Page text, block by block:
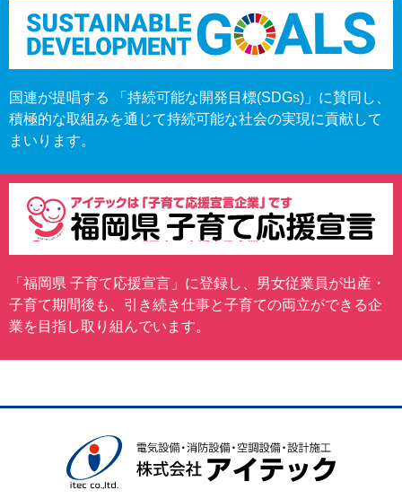
国連が提唱する 「持続可能な開発目標(SDGs)」に賛同し、
積極的な取組みを通じて持続可能な社会の実現に貢献して
まいります。
「福岡県 子育て応援宣言」に登録し、男女従業員が出産・
子育て期間後も、引き続き仕事と子育ての両立ができる企
業を目指し取り組んでいます。